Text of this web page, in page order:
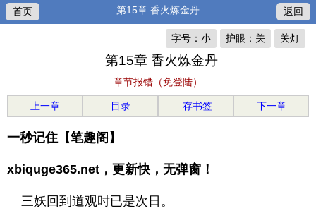
首页 第15章 香火炼金丹 返回
关灯
护眼：关
字号：小
第15章 香火炼金丹
章节报错（免登陆）
上一章 目录 存书签 下一章
一秒记住【笔趣阁】
xbiquge365.net，更新快，无弹窗！
三妖回到道观时已是次日。